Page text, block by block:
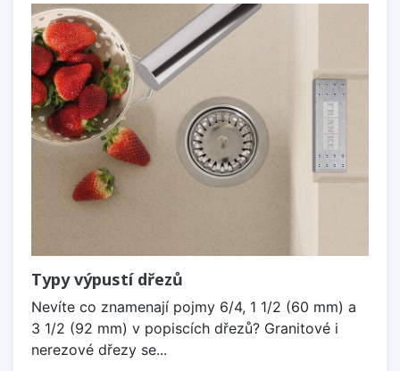
Typy výpustí dřezů
Nevíte co znamenají pojmy 6/4, 1 1/2 (60 mm) a
3 1/2 (92 mm) v popiscích dřezů? Granitové i
nerezové dřezy se...